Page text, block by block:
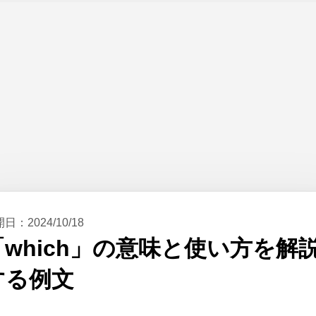
日： 2024/10/18
which」の意味と使い方を解
る例文